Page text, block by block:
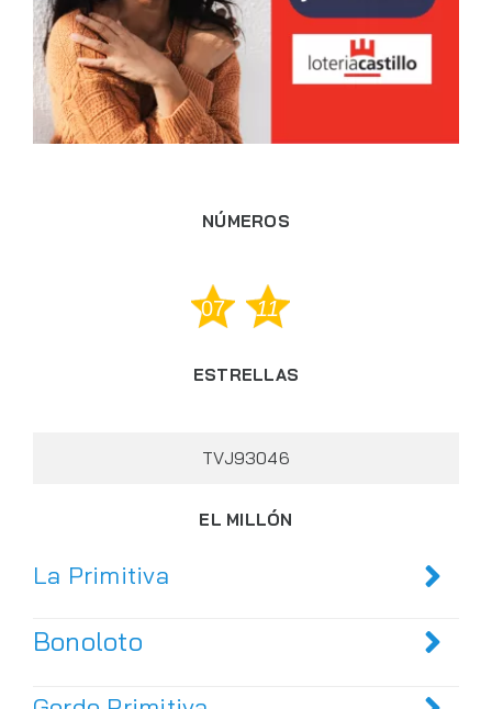
NÚMEROS
07 11
ESTRELLAS
TVJ93046
EL MILLÓN
La Primitiva
Bonoloto